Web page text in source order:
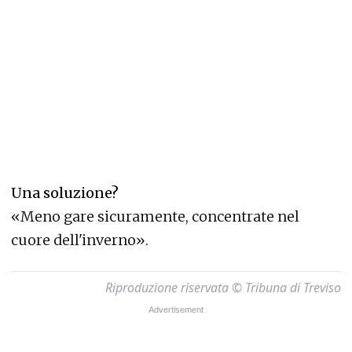
Una soluzione?
«Meno gare sicuramente, concentrate nel
cuore dell'inverno».
Riproduzione riservata © Tribuna di Treviso